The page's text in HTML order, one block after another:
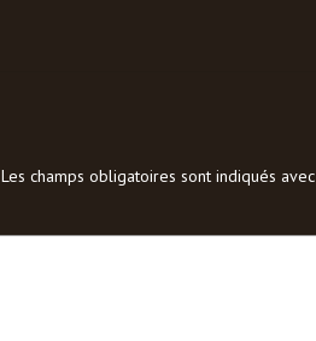
Les champs obligatoires sont indiqués avec